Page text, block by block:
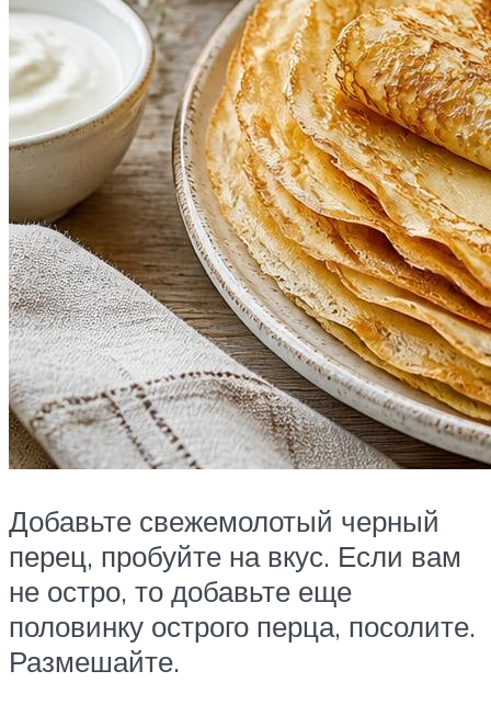
Добавьте свежемолотый черный
перец, пробуйте на вкус. Если вам
не остро, то добавьте еще
половинку острого перца, посолите.
Размешайте.